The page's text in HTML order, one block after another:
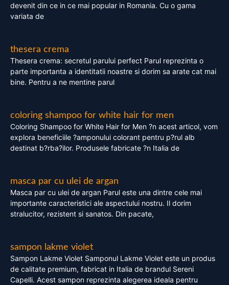
devenit din ce in ce mai popular in Romania. Cu o gama
variata de
thesera crema
Thesera crema: secretul parului perfect Parul reprezinta o
parte importanta a identitatii noastre si dorim sa arate cat mai
bine. Pentru a ne mentine parul
coloring shampoo for white hair for men
Coloring Shampoo for White Hair for Men ?n acest articol, vom
explora beneficiile ?amponului colorant pentru p?rul alb
destinat b?rba?ilor. Produsele fabricate ?n Italia de
masca par cu ulei de argan
Masca par cu ulei de argan Parul este una dintre cele mai
importante caracteristici ale aspectului nostru. Il dorim
stralucitor, rezistent si sanatos. Din pacate,
sampon lakme violet
Sampon Lakme Violet Samponul Lakme Violet este un produs
de calitate premium, fabricat in Italia de brandul Sereni
Capelli. Acest sampon reprezinta alegerea ideala pentru